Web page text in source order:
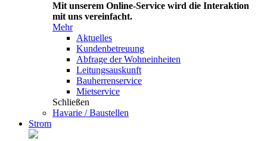
Mit unserem Online-Service wird die Interaktion
mit uns vereinfacht.
Mehr
Aktuelles
Kundenbetreuung
Abfrage der Wohneinheiten
Leitungsauskunft
Bauherrenservice
Mietservice
Schließen
Havarie / Baustellen
Strom